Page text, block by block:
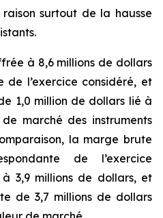
surtout de la hausse
à 8,6 millions de dollars
de l’exercice considéré, et
1,0 million de dollars lié à
marché des instruments
la marge brute
de l’exercice
3,9 millions de dollars, et
de 3,7 millions de dollars